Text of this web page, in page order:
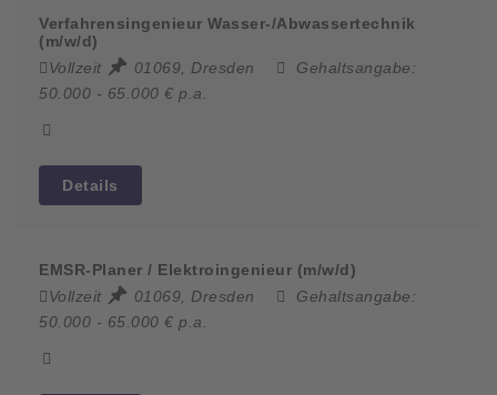
Verfahrensingenieur Wasser-/Abwassertechnik
(m/w/d)
Vollzeit
01069, Dresden
Gehaltsangabe:
50.000 - 65.000 € p.a.
Details
EMSR-Planer / Elektroingenieur (m/w/d)
Vollzeit
01069, Dresden
Gehaltsangabe:
50.000 - 65.000 € p.a.